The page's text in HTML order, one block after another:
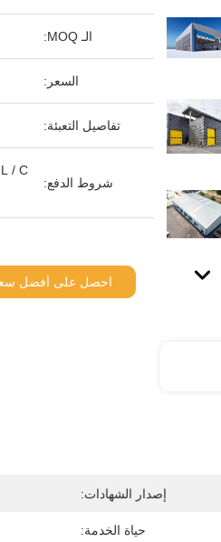
الـ MOQ:
السعر:
تفاصيل التعبئة:
شروط الدفع:
احصل على أفضل
إصدار الشهادات:
حياة الخدمة: